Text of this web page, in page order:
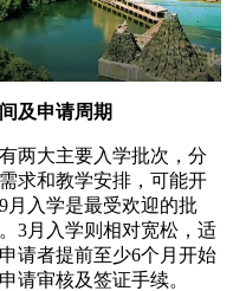
及申请周期
大主要入学批次，分
求和教学安排，可能开
月入学是最受欢迎的批
3月入学则相对宽松，适
请者提前至少6个月开始
请审核及签证手续。